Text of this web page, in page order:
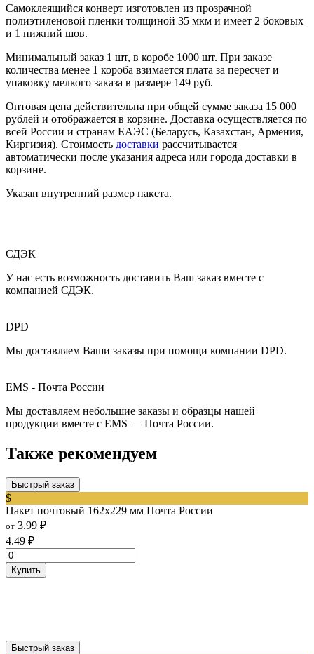
Самоклеящийся конверт изготовлен из прозрачной
полиэтиленовой пленки толщиной 35 мкм и имеет 2 боковых
и 1 нижний шов.
Минимальный заказ 1 шт, в коробе 1000 шт. При заказе
количества менее 1 короба взимается плата за пересчет и
упаковку мелкого заказа в размере 149 руб.
Оптовая цена действительна при общей сумме заказа 15 000
рублей и отображается в корзине. Доставка осуществляется по
всей России и странам ЕАЭС (Беларусь, Казахстан, Армения,
Киргизия). Стоимость доставки рассчитывается
автоматически после указания адреса или города доставки в
корзине.
Указан внутренний размер пакета.
СДЭК
У нас есть возможность доставить Ваш заказ вместе с
компанией СДЭК.
DPD
Мы доставляем Ваши заказы при помощи компании DPD.
EMS - Почта России
Мы доставляем небольшие заказы и образцы нашей
продукции вместе с EMS — Почта России.
Также рекомендуем
Быстрый заказ
$
Пакет почтовый 162х229 мм Почта России
от 3.99 ₽
4.49 ₽
Купить
Быстрый заказ